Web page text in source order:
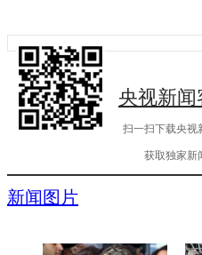
央视新闻
扫一扫下载央视
获取独家新
新闻图片